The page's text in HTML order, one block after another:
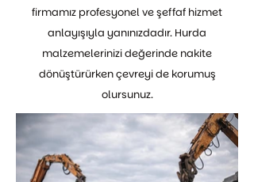
firmamız profesyonel ve şeffaf hizmet
anlayışıyla yanınızdadır. Hurda
malzemelerinizi değerinde nakite
dönüştürürken çevreyi de korumuş
olursunuz.